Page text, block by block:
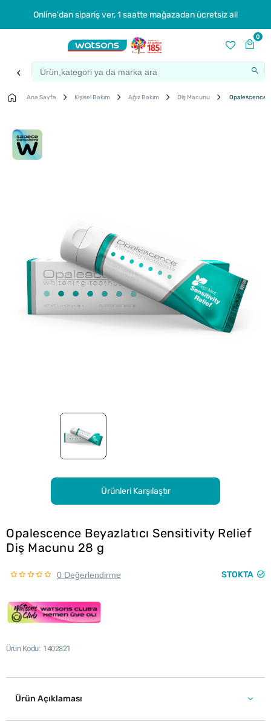
Online'dan sipariş ver, 1 saatte mağazadan ücretsiz al!
0
Ana Sayfa Kişisel Bakım Ağız Bakım Diş Macunu Opalescence
Ürünleri Karşılaştır
Opalescence Beyazlatıcı Sensitivity Relief
Diş Macunu 28 g
0 Değerlendirme STOKTA
Ürün Kodu 1402821
Ürün Açıklaması